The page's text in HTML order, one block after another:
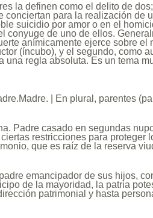
la definen como el delito de
conciertan para la realización de
suicidio por amor o en el
conyuge de uno de ellos.
anímicamente ejerce sobre el
(íncubo), y el segundo, como
una regla absoluta. Es un tema
| En plural, parentes
Padre casado en segundas
restricciones para proteger
que es raíz de la reserva
emancipador de sus hijos,
de la mayoridad, la patria
patrimonial y hasta